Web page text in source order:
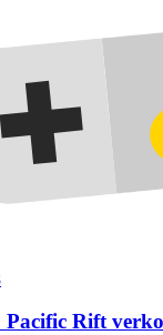
Rift